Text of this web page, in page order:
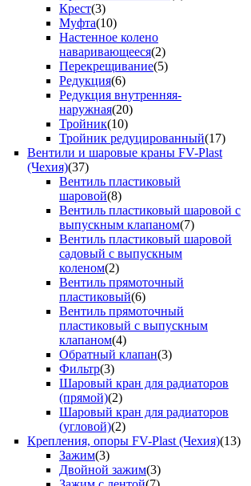
Крест(3)
Муфта(10)
Настенное колено
наваривающееся(2)
Перекрещивание(5)
Редукция(6)
Редукция внутренняя-
наружная(20)
Тройник(10)
Тройник редуцированный(17)
Вентили и шаровые краны FV-Plast
(Чехия)(37)
Вентиль пластиковый
шаровой(8)
Вентиль пластиковый шаровой с
выпускным клапаном(7)
Вентиль пластиковый шаровой
садовый с выпускным
коленом(2)
Вентиль прямоточный
пластиковый(6)
Вентиль прямоточный
пластиковый с выпускным
клапаном(4)
Обратный клапан(3)
Фильтр(3)
Шаровый кран для радиаторов
(прямой)(2)
Шаровый кран для радиаторов
(угловой)(2)
Крепления, опоры FV-Plast (Чехия)(13)
Зажим(3)
Двойной зажим(3)